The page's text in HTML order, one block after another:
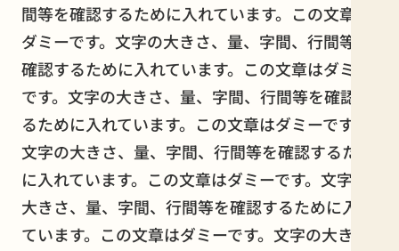
間等を確認するために入れています。この文章は
ダミーです。文字の大きさ、量、字間、行間等を
確認するために入れています。この文章はダミー
です。文字の大きさ、量、字間、行間等を確認す
るために入れています。この文章はダミーです。
文字の大きさ、量、字間、行間等を確認するため
に入れています。この文章はダミーです。文字の
大きさ、量、字間、行間等を確認するために入れ
ています。この文章はダミーです。文字の大き